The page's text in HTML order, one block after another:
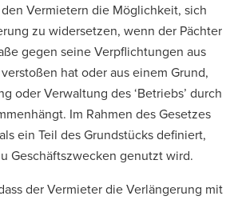
Vermietern die Möglichkeit, sich
zu widersetzen, wenn der Pächter
gegen seine Verpflichtungen aus
hat oder aus einem Grund,
oder Verwaltung des ‘Betriebs’ durch
Im Rahmen des Gesetzes
ein Teil des Grundstücks definiert,
Geschäftszwecken genutzt wird.
der Vermieter die Verlängerung mit